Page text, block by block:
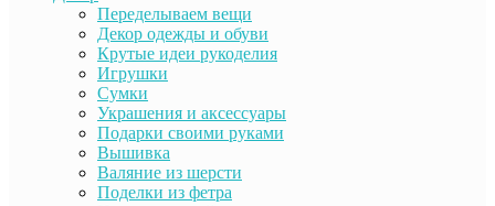
Переделываем вещи
Декор одежды и обуви
Крутые идеи рукоделия
Игрушки
Сумки
Украшения и аксессуары
Подарки своими руками
Вышивка
Валяние из шерсти
Поделки из фетра